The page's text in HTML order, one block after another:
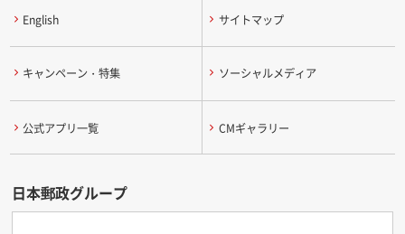
English サイトマップ
キャンペーン・特集 ソーシャルメディア
公式アプリ一覧 CMギャラリー